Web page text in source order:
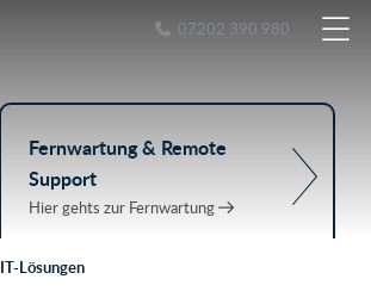
07202 390 980
Fernwartung & Remote
Support
Hier gehts zur Fernwartung
IT-Lösungen